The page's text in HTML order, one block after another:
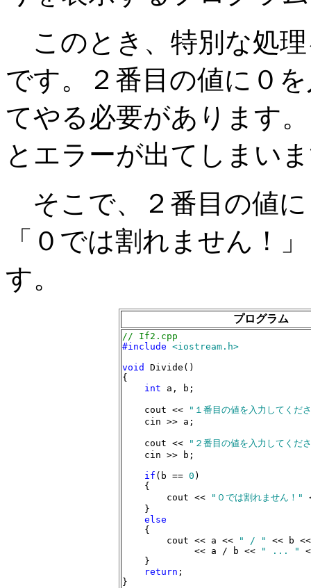
このとき、特別な処
です。２番目の値に０
てやる必要があります
とエラーが出てしまい
そこで、２番目の値
「０では割れません！
す。
プログラム
// If2.cpp
#include <iostream.h>
void
Divide()
{
int a, b;
    cout <<
"１番目の値を入力してく
    cin >> a;
    cout <<
"２番目の値を入力してく
    cin >> b;
if (b == 0 )
    {
        cout <<
"０では割れません！"
    }
else
    {
        cout << a <<
" / "
<< b
             << a / b <<
" ... "
    }
return ;
}